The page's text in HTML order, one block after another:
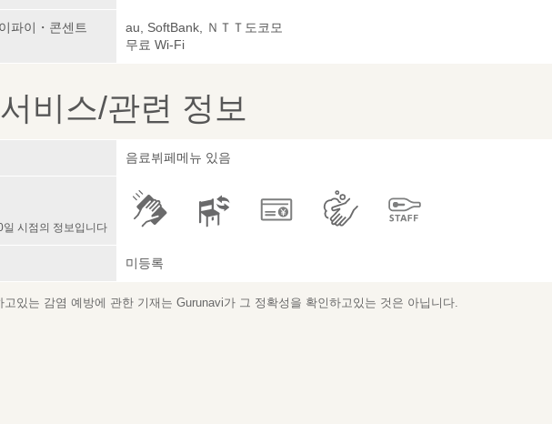
파이・콘센트
au, SoftBank, ＮＴＴ도코모
무료 Wi-Fi
비스/관련 정보
음료뷔페메뉴 있음
시점의 정보입니다
미등록
고있는 감염 예방에 관한 기재는 Gurunavi가 그 정확성을 확인하고있는 것은 아닙니다.